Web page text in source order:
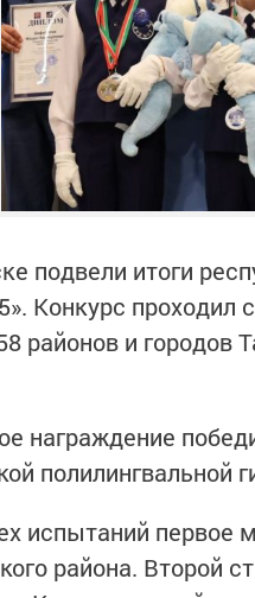
подвели итоги
Конкурс проходил
районов и городов
награждение
полилингвальной
испытаний первое
района. Второй